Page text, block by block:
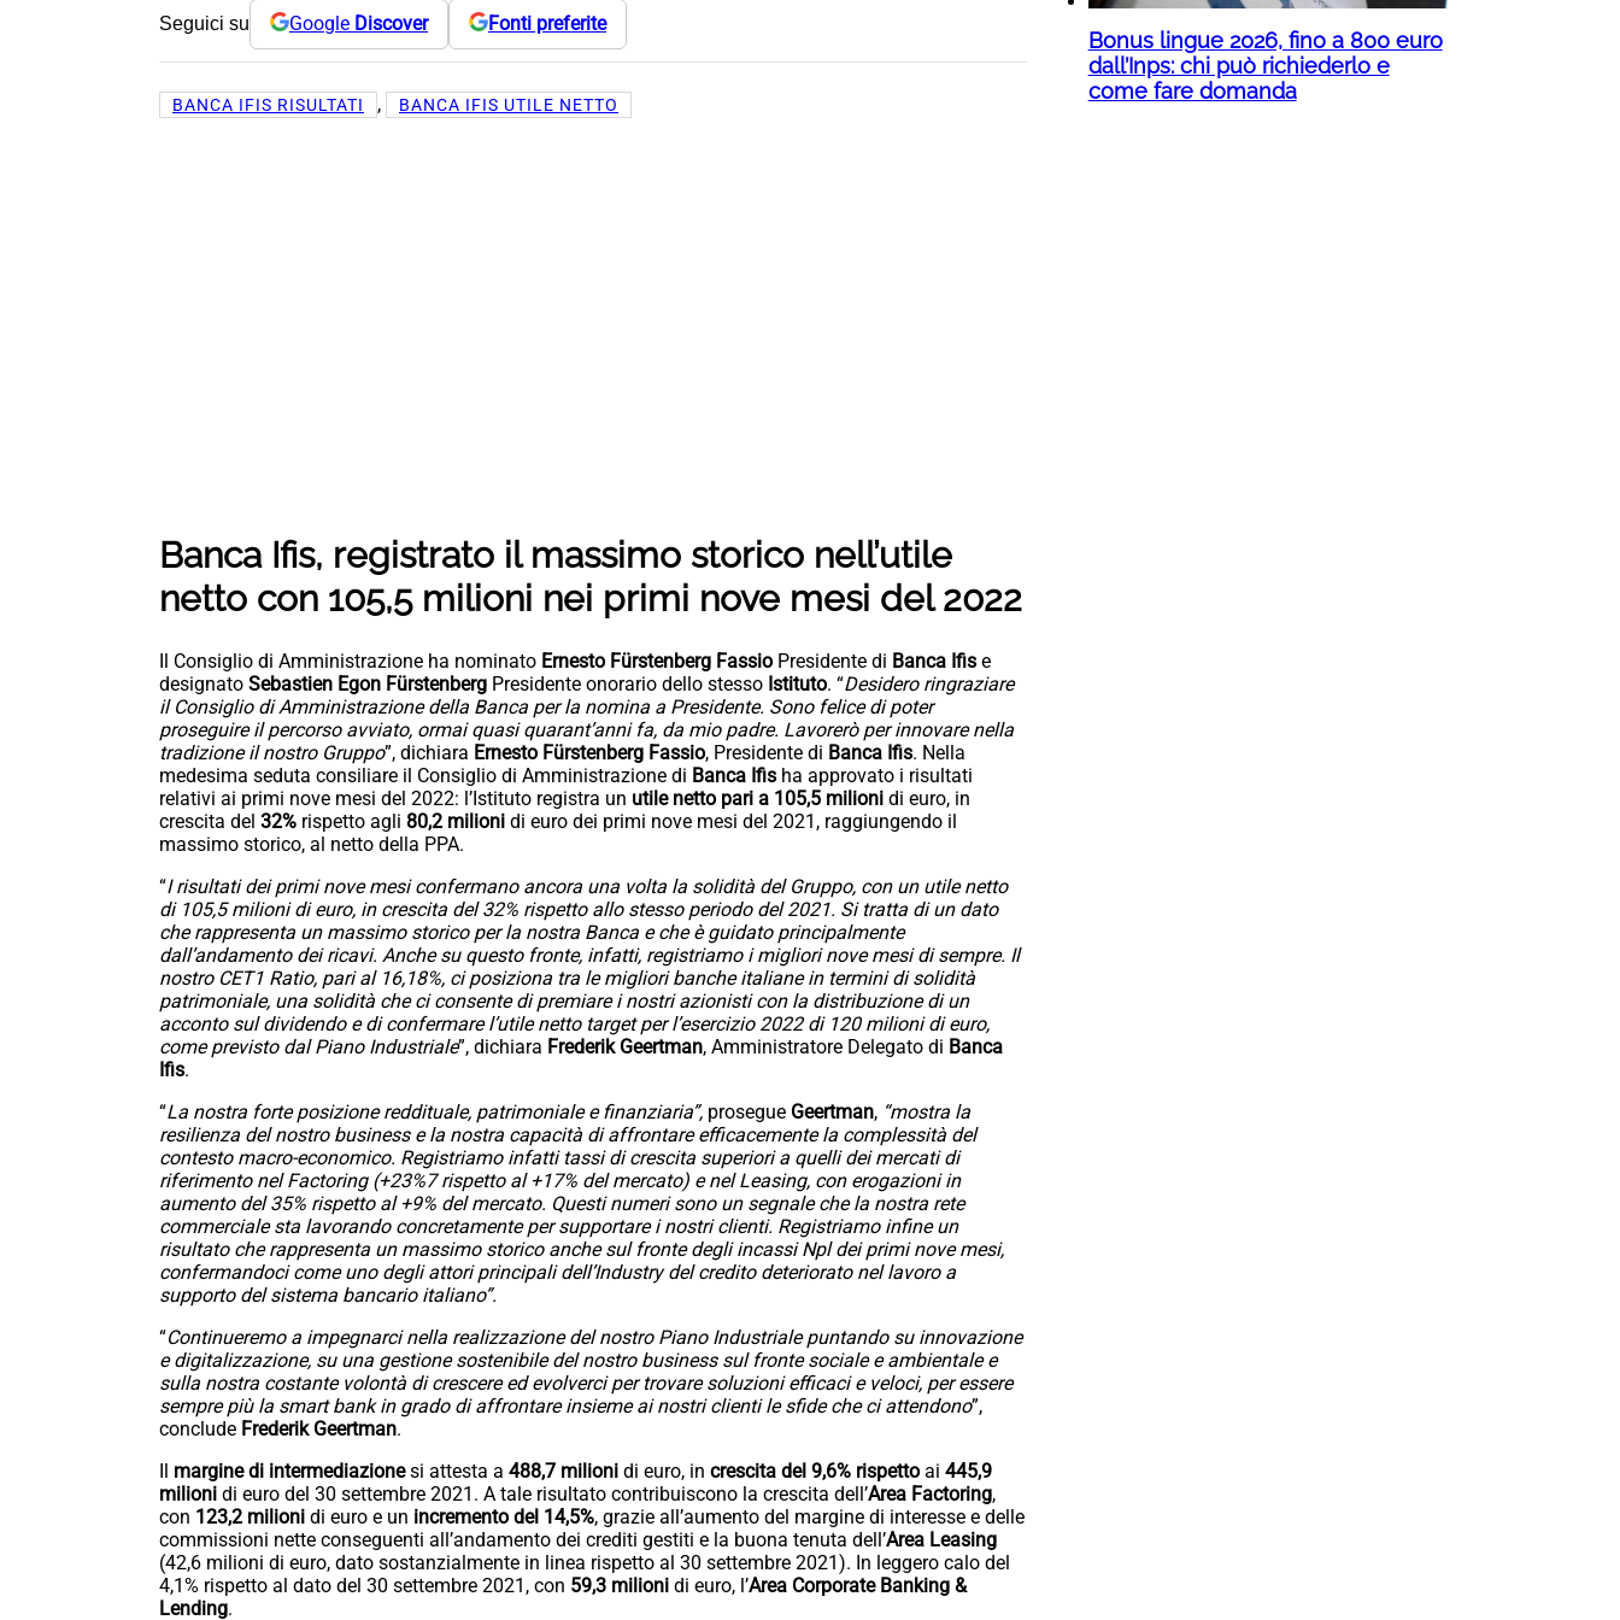
Seguici su Google Discover Fonti preferite
BANCA IFIS RISULTATI , BANCA IFIS UTILE NETTO
Banca Ifis, registrato il massimo storico nell’utile
netto con 105,5 milioni nei primi nove mesi del 2022
Il Consiglio di Amministrazione ha nominato Ernesto Fürstenberg Fassio Presidente di Banca Ifis e
designato Sebastien Egon Fürstenberg Presidente onorario dello stesso Istituto. “Desidero ringraziare
il Consiglio di Amministrazione della Banca per la nomina a Presidente. Sono felice di poter
proseguire il percorso avviato, ormai quasi quarant’anni fa, da mio padre. Lavorerò per innovare nella
tradizione il nostro Gruppo”, dichiara Ernesto Fürstenberg Fassio, Presidente di Banca Ifis. Nella
medesima seduta consiliare il Consiglio di Amministrazione di Banca Ifis ha approvato i risultati
relativi ai primi nove mesi del 2022: l’Istituto registra un utile netto pari a 105,5 milioni di euro, in
crescita del 32% rispetto agli 80,2 milioni di euro dei primi nove mesi del 2021, raggiungendo il
massimo storico, al netto della PPA.
“I risultati dei primi nove mesi confermano ancora una volta la solidità del Gruppo, con un utile netto
di 105,5 milioni di euro, in crescita del 32% rispetto allo stesso periodo del 2021. Si tratta di un dato
che rappresenta un massimo storico per la nostra Banca e che è guidato principalmente
dall’andamento dei ricavi. Anche su questo fronte, infatti, registriamo i migliori nove mesi di sempre. Il
nostro CET1 Ratio, pari al 16,18%, ci posiziona tra le migliori banche italiane in termini di solidità
patrimoniale, una solidità che ci consente di premiare i nostri azionisti con la distribuzione di un
acconto sul dividendo e di confermare l’utile netto target per l’esercizio 2022 di 120 milioni di euro,
come previsto dal Piano Industriale”, dichiara Frederik Geertman, Amministratore Delegato di Banca
Ifis.
“La nostra forte posizione reddituale, patrimoniale e finanziaria”, prosegue Geertman, “mostra la
resilienza del nostro business e la nostra capacità di affrontare efficacemente la complessità del
contesto macro-economico. Registriamo infatti tassi di crescita superiori a quelli dei mercati di
riferimento nel Factoring (+23%7 rispetto al +17% del mercato) e nel Leasing, con erogazioni in
aumento del 35% rispetto al +9% del mercato. Questi numeri sono un segnale che la nostra rete
commerciale sta lavorando concretamente per supportare i nostri clienti. Registriamo infine un
risultato che rappresenta un massimo storico anche sul fronte degli incassi Npl dei primi nove mesi,
confermandoci come uno degli attori principali dell’Industry del credito deteriorato nel lavoro a
supporto del sistema bancario italiano”.
“Continueremo a impegnarci nella realizzazione del nostro Piano Industriale puntando su innovazione
e digitalizzazione, su una gestione sostenibile del nostro business sul fronte sociale e ambientale e
sulla nostra costante volontà di crescere ed evolverci per trovare soluzioni efficaci e veloci, per essere
sempre più la smart bank in grado di affrontare insieme ai nostri clienti le sfide che ci attendono”,
conclude Frederik Geertman.
margine di intermediazionesi attesta a 488,7 milioni di euro, in crescita del 9,6% rispetto ai 445,9
milioni di euro del 30 settembre 2021. A tale risultato contribuiscono la crescita dell’Area Factoring,
con 123,2 milioni di euro e un incremento del 14,5%, grazie all’aumento del margine di interesse e delle
commissioni nette conseguenti all’andamento dei crediti gestiti e la buona tenuta dell’Area Leasing
(42,6 milioni di euro, dato sostanzialmente in linea rispetto al 30 settembre 2021). In leggero calo del
4,1% rispetto al dato del 30 settembre 2021, con 59,3 milioni di euro, l’Area Corporate Banking &
Lending.
Bonus lingue 2026, fino a 800 euro
dall’Inps: chi può richiederlo e
come fare domanda